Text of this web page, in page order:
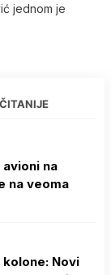
jednom je
na
na veoma
Novi